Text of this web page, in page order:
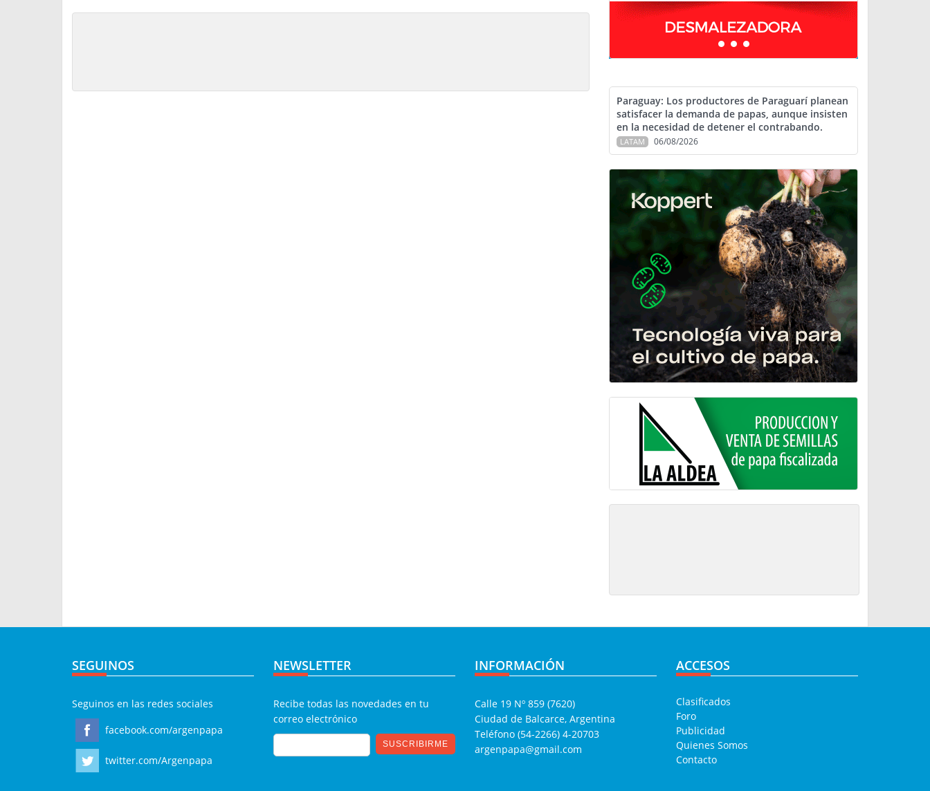
Paraguay: Los productores de Paraguarí planean
satisfacer la demanda de papas, aunque insisten
en la necesidad de detener el contrabando.
LATAM 06/08/2026
SEGUINOS
Seguinos en las redes sociales
facebook.com/argenpapa
twitter.com/Argenpapa
NEWSLETTER
Recibe todas las novedades en tu
correo electrónico
INFORMACIÓN
Calle 19 Nº 859 (7620)
Ciudad de Balcarce, Argentina
Teléfono (54-2266) 4-20703
argenpapa@gmail.com
ACCESOS
Clasificados
Foro
Publicidad
Quienes Somos
Contacto